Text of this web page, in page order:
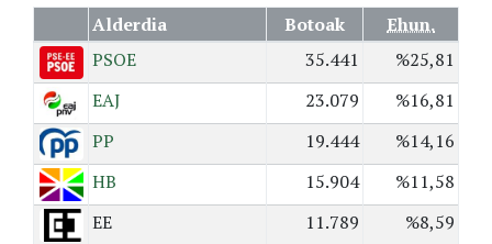
Alderdia Botoak
Ehun.
PSOE
35.441
%25,81
EAJ
23.079
%16,81
PP
19.444
%14,16
HB
15.904
%11,58
EE
11.789
%8,59